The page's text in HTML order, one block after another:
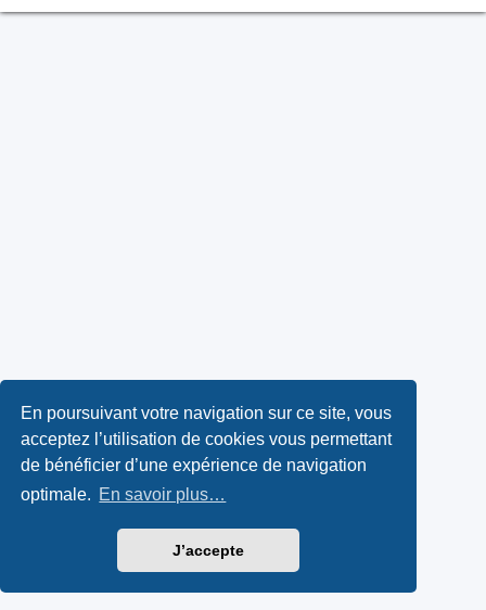
En poursuivant votre navigation sur ce site, vous
acceptez l’utilisation de cookies vous permettant
de bénéficier d’une expérience de navigation
optimale. En savoir plus…
J’accepte